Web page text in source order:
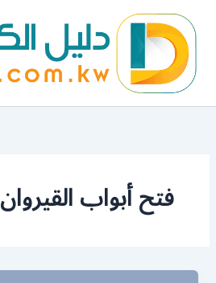
المحتوى
فتح أبواب القيروان